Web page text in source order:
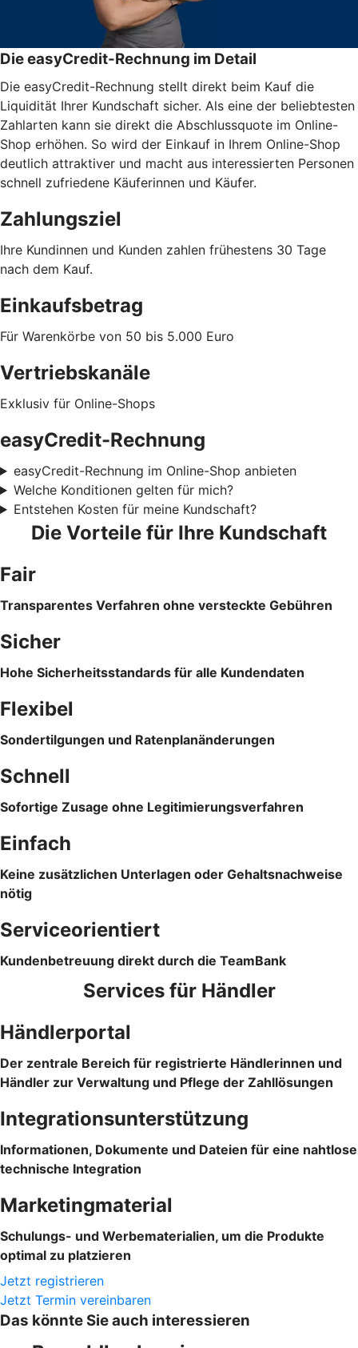
Die easyCredit-Rechnung im Detail
Die easyCredit-Rechnung stellt direkt beim Kauf die
Liquidität Ihrer Kundschaft sicher. Als eine der beliebtesten
Zahlarten kann sie direkt die Abschlussquote im Online-
Shop erhöhen. So wird der Einkauf in Ihrem Online-Shop
deutlich attraktiver und macht aus interessierten Personen
schnell zufriedene Käuferinnen und Käufer.
Zahlungsziel
Ihre Kundinnen und Kunden zahlen frühestens 30 Tage
nach dem Kauf.
Einkaufsbetrag
Für Warenkörbe von 50 bis 5.000 Euro
Vertriebskanäle
Exklusiv für Online-Shops
easyCredit-Rechnung
easyCredit-Rechnung im Online-Shop anbieten
Welche Konditionen gelten für mich?
Entstehen Kosten für meine Kundschaft?
Die Vorteile für Ihre Kundschaft
Fair
Transparentes Verfahren ohne versteckte Gebühren
Sicher
Hohe Sicherheitsstandards für alle Kundendaten
Flexibel
Sondertilgungen und Ratenplanänderungen
Schnell
Sofortige Zusage ohne Legitimierungsverfahren
Einfach
Keine zusätzlichen Unterlagen oder Gehaltsnachweise
nötig
Serviceorientiert
Kundenbetreuung direkt durch die TeamBank
Services für Händler
Händlerportal
Der zentrale Bereich für registrierte Händlerinnen und
Händler zur Verwaltung und Pflege der Zahllösungen
Integrationsunterstützung
Informationen, Dokumente und Dateien für eine nahtlose
technische Integration
Marketingmaterial
Schulungs- und Werbematerialien, um die Produkte
optimal zu platzieren
Jetzt registrieren
Jetzt Termin vereinbaren
Das könnte Sie auch interessieren